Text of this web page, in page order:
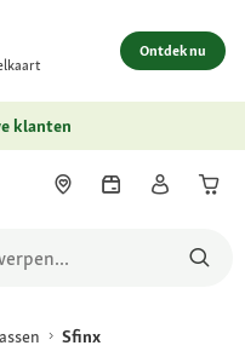
Ontdek nu
klanten
Sfinx